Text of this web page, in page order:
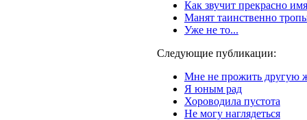
Как звучит прекрасно
Манят таинственно
Уже не то...
Следующие публикации:
Мне не прожить другую
Я юным рад
Хороводила пустота
Не могу наглядеться